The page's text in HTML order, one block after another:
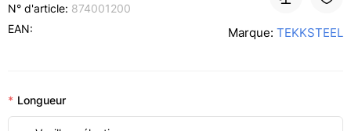
N° d'article: 874001200
EAN:
Marque: TEKKSTEEL
Longueur